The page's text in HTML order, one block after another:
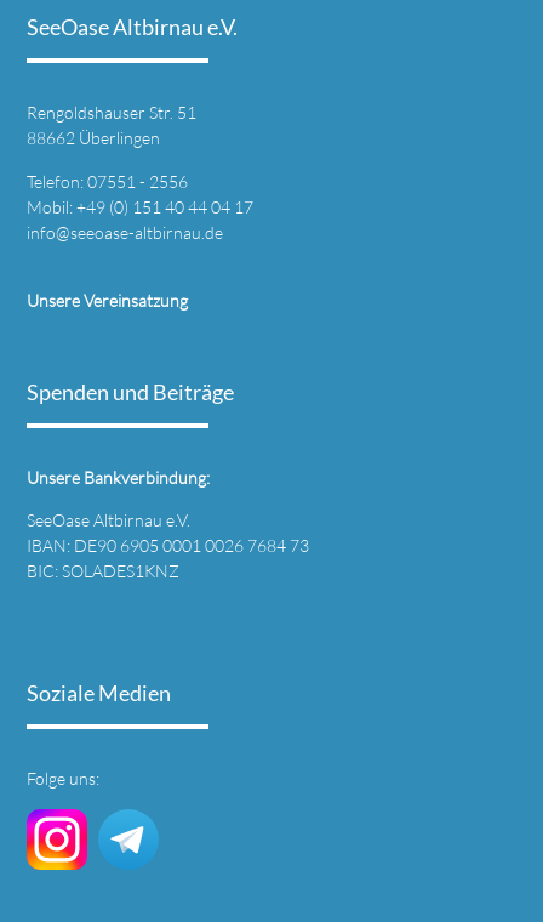
SeeOase Altbirnau e.V.
Rengoldshauser Str. 51
88662 Überlingen
Telefon: 07551 - 2556
Mobil: +49 (0) 151 40 44 04 17
info@seeoase-altbirnau.de
Unsere Vereinsatzung
Spenden und Beiträge
Unsere Bankverbindung:
SeeOase Altbirnau e.V.
IBAN: DE90 6905 0001 0026 7684 73
BIC: SOLADES1KNZ
Soziale Medien
Folge uns: